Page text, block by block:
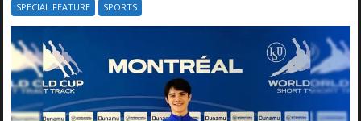
SPECIAL FEATURE SPORTS